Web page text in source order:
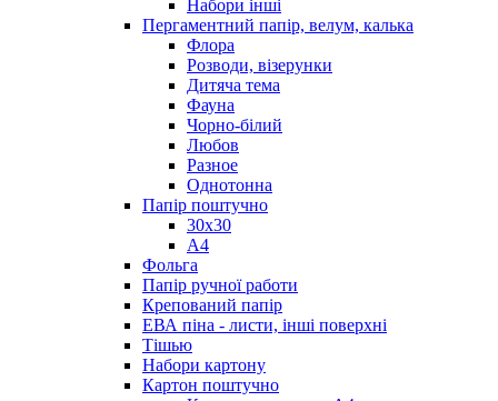
Набори інші
Пергаментний папір, велум, калька
Флора
Розводи, візерунки
Дитяча тема
Фауна
Чорно-білий
Любов
Разное
Однотонна
Папір поштучно
30х30
А4
Фольга
Папір ручної работи
Крепований папір
ЕВА піна - листи, інші поверхні
Тішью
Набори картону
Картон поштучно